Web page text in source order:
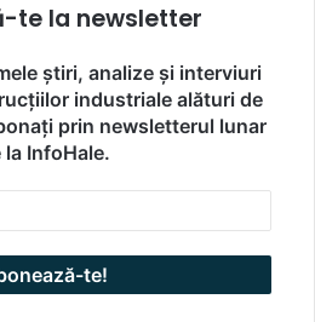
te la newsletter
știri, analize și interviuri
industriale alături de
prin newsletterul lunar
la InfoHale.